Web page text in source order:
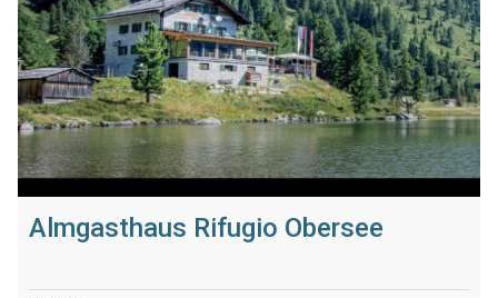
Almgasthaus Rifugio Obersee